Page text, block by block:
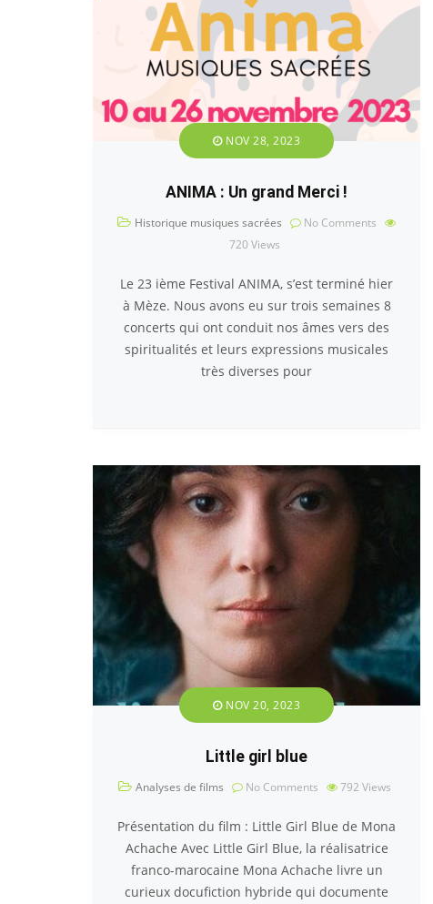
NOV 28, 2023
ANIMA : Un grand Merci !
Historique musiques sacrées
No Comments
720 Views
Le 23 ième Festival ANIMA, s’est terminé hier
à Mèze. Nous avons eu sur trois semaines 8
concerts qui ont conduit nos âmes vers des
spiritualités et leurs expressions musicales
très diverses pour
NOV 20, 2023
Little girl blue
Analyses de films No Comments 792 Views
Présentation du film : Little Girl Blue de Mona
Achache Avec Little Girl Blue, la réalisatrice
franco-marocaine Mona Achache livre un
curieux docufiction hybride qui documente